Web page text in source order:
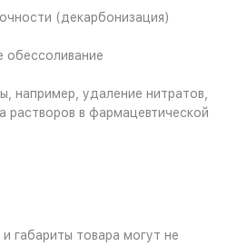
(декарбонизация)
обессоливание
например, удаление нитратов,
растворов в фармацевтической
габариты товара могут не